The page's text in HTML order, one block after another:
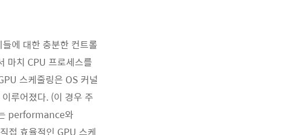
에 대한 충분한 컨트롤
마치 CPU 프로세스를
스케줄링은 OS 커널
루어졌다. (이 경우 주
performance와
접 효율적인 GPU 스케